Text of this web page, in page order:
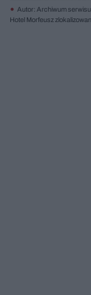
Autor: Archiwum serwisu
Hotel Morfeusz